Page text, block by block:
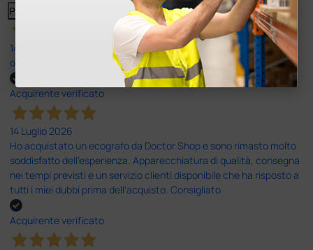
Precedente
14 Luglio 2026
ottima
Acquirente verificato
14 Luglio 2026
Ho acquistato un ecografo da Doctor Shop e sono rimasto molto
soddisfatto dell'esperienza. Apparecchiatura di qualità, consegna
nei tempi previsti e un servizio clienti disponibile che ha risposto a
tutti i miei dubbi prima dell'acquisto. Consigliato
Acquirente verificato